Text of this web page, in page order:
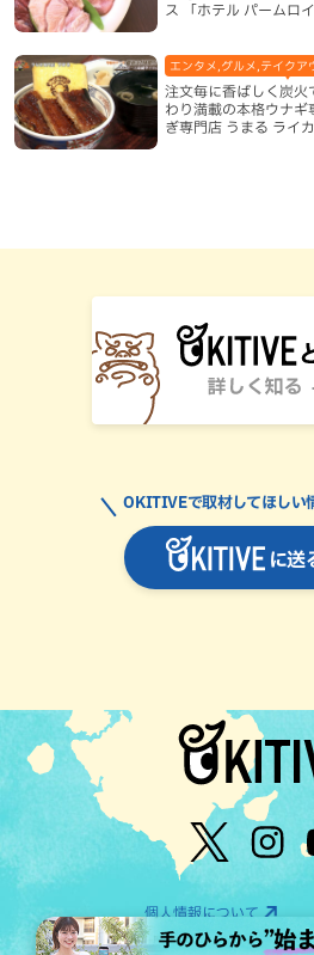
ス 「ホテル パームロ
注文毎に香ばしく炭火
わり満載の本格ウナギ
ぎ専門店 うまる ライ
エンタメ,グルメ,テイクア
に送
OKITIVEで取材してほしい
個人情報について